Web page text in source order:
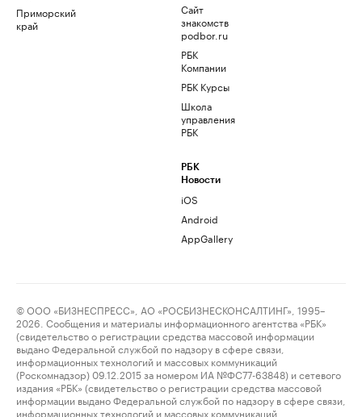
Приморский
край
Сайт
знакомств
podbor.ru
РБК
Компании
РБК Курсы
Школа
управления
РБК
РБК
Новости
iOS
Android
AppGallery
© ООО «БИЗНЕСПРЕСС», АО «РОСБИЗНЕСКОНСАЛТИНГ», 1995–
2026. Сообщения и материалы информационного агентства «РБК»
(свидетельство о регистрации средства массовой информации
выдано Федеральной службой по надзору в сфере связи,
информационных технологий и массовых коммуникаций
(Роскомнадзор) 09.12.2015 за номером ИА №ФС77-63848) и сетевого
издания «РБК» (свидетельство о регистрации средства массовой
информации выдано Федеральной службой по надзору в сфере связи,
информационных технологий и массовых коммуникаций